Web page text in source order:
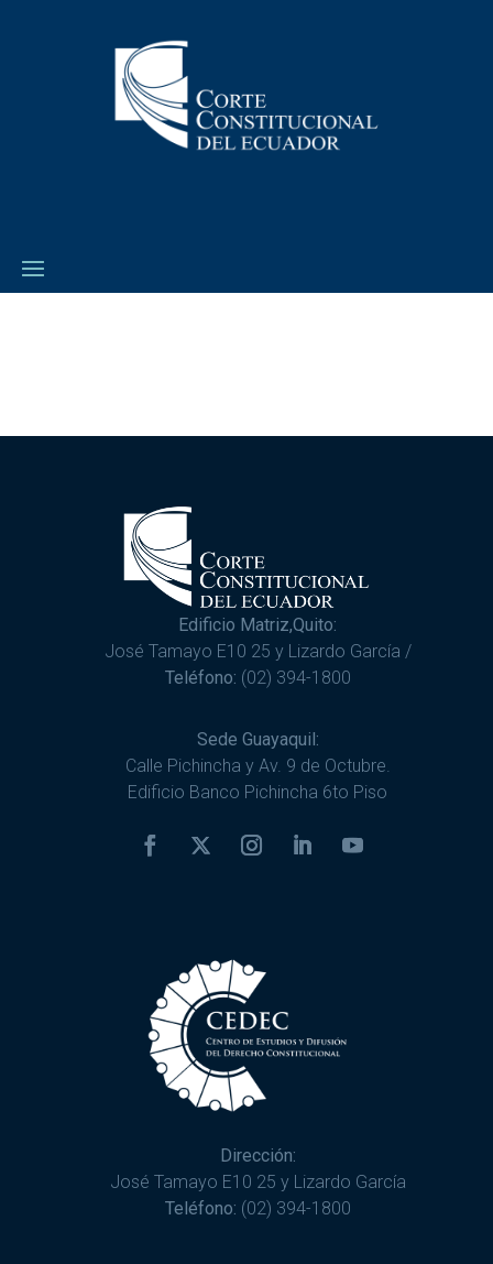
Edificio Matriz,Quito:
José Tamayo E10 25 y Lizardo García /
Teléfono: (02) 394-1800
Sede Guayaquil:
Calle Pichincha y Av. 9 de Octubre.
Edificio Banco Pichincha 6to Piso
Dirección:
José Tamayo E10 25 y Lizardo García
Teléfono: (02) 394-1800